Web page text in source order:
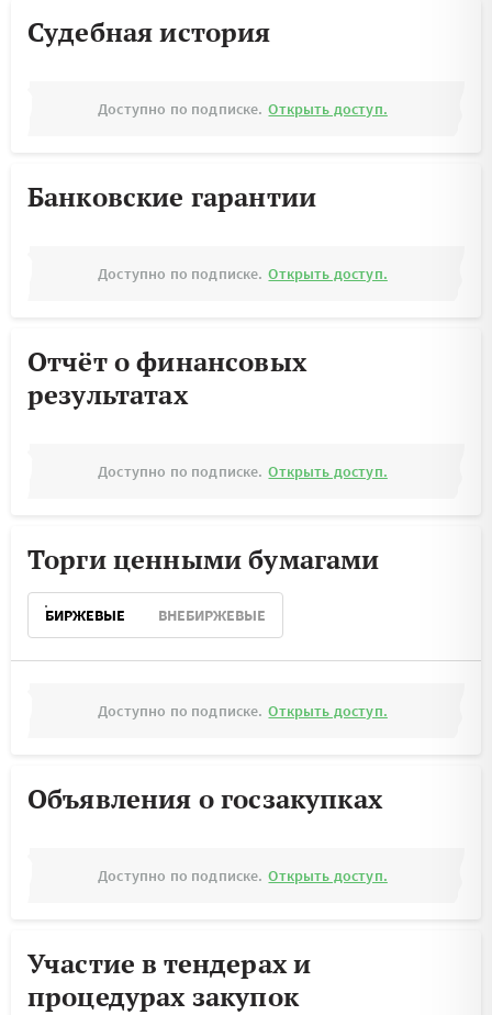
Судебная история
Доступно по подписке. Открыть доступ.
Банковские гарантии
Доступно по подписке. Открыть доступ.
Отчёт о финансовых
результатах
Доступно по подписке. Открыть доступ.
Торги ценными бумагами
БИРЖЕВЫЕ ВНЕБИРЖЕВЫЕ
Доступно по подписке. Открыть доступ.
Объявления о госзакупках
Доступно по подписке. Открыть доступ.
Участие в тендерах и
процедурах закупок